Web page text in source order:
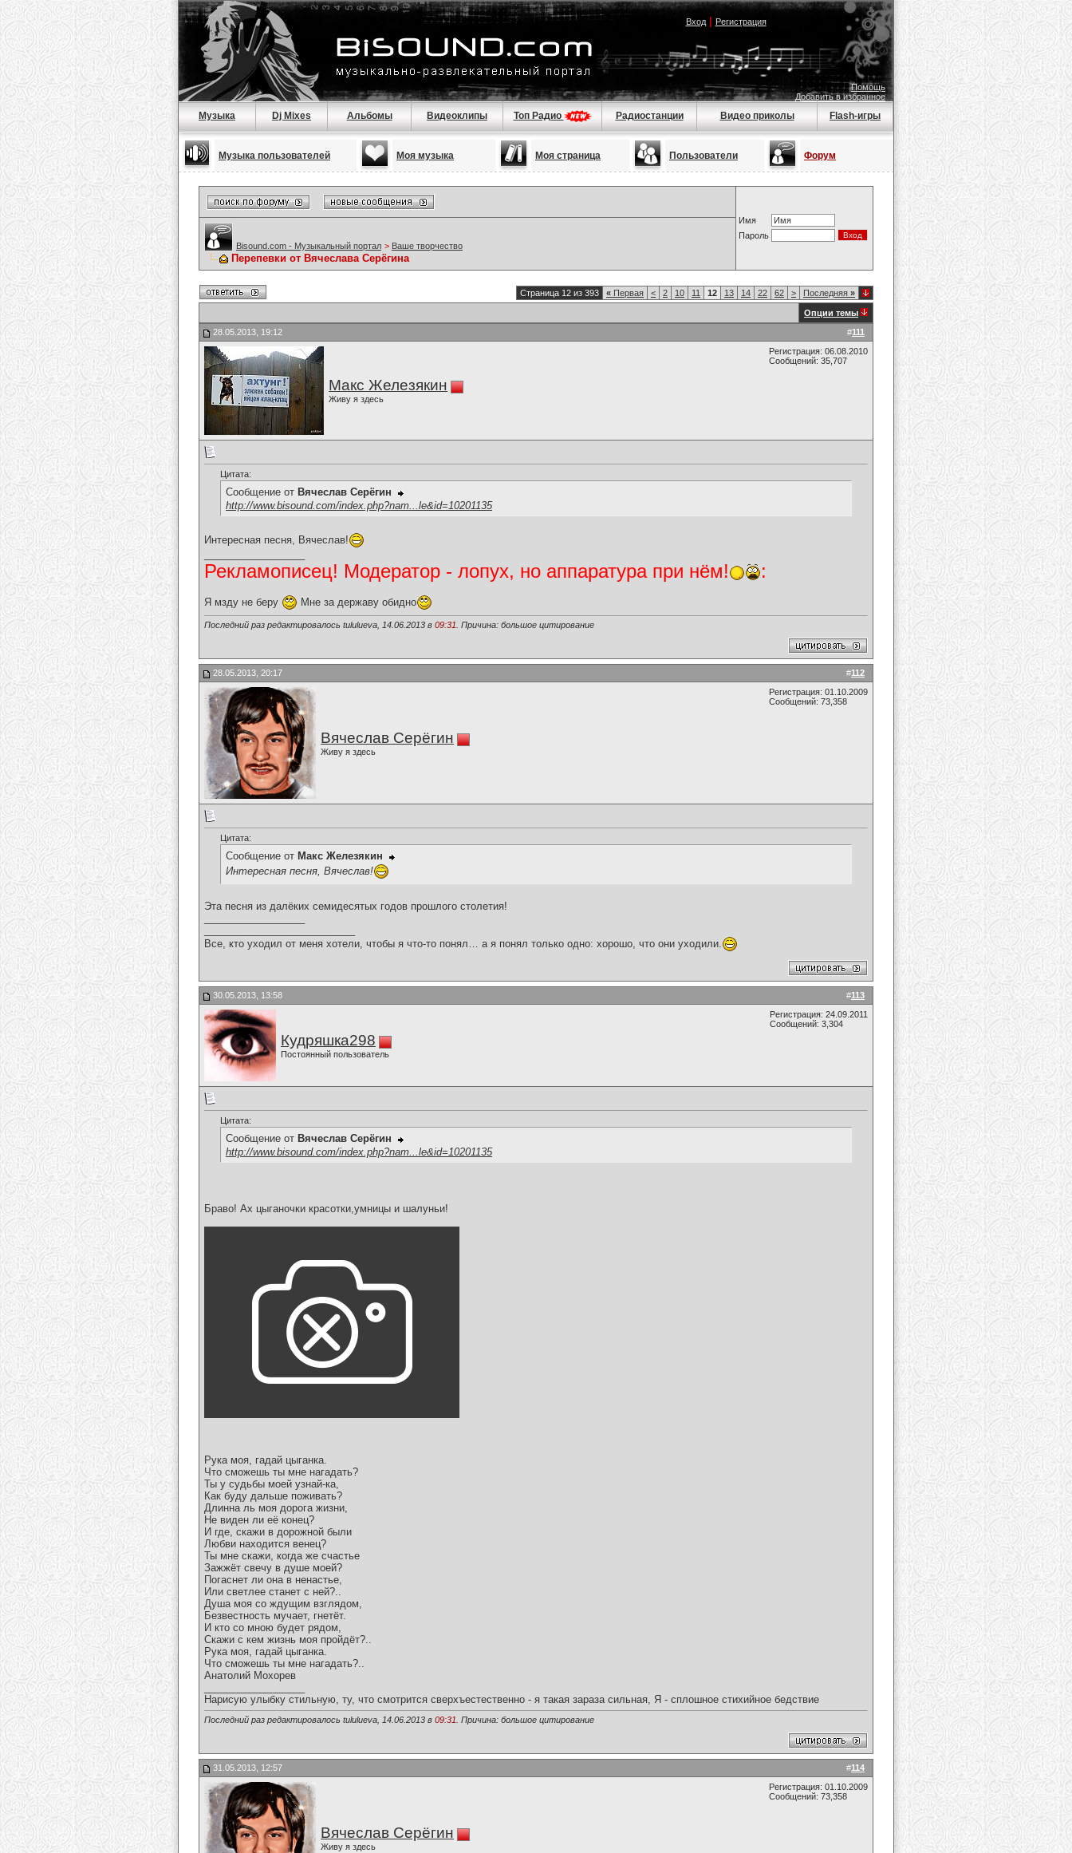
Вход| Регистрация
Помощь
Добавить в избранное
Музыка Dj Mixes Альбомы Видеоклипы Топ Радио Радиостанции Видео приколы Flash-игры
Музыка пользователей Моя музыка Моя страница Пользователи Форум
Имя
Пароль
Bisound.com - Музыкальный портал > Ваше творчество
Перепевки от Вячеслава Серёгина
Страница 12 из 393 « Первая < 2 10 11 12 13 14 22 62 > Последняя »
Опции темы
#111
28.05.2013, 19:12
Макс Железякин
Живу я здесь
Регистрация: 06.08.2010
Сообщений: 35,707
Цитата:
Сообщение от Вячеслав Серёгин
http://www.bisound.com/index.php?nam...le&id=10201135
Интересная песня, Вячеслав!
Рекламописец! Модератор - лопух, но аппаратура при нём! :
Я мзду не беру Мне за державу обидно
Последний раз редактировалось tululueva, 14.06.2013 в 09:31 . Причина: большое цитирование
#112
28.05.2013, 20:17
Вячеслав Серёгин
Живу я здесь
Регистрация: 01.10.2009
Сообщений: 73,358
Цитата:
Сообщение от Макс Железякин
Интересная песня, Вячеслав!
Эта песня из далёких семидесятых годов прошлого столетия!
Все, кто уходил от меня хотели, чтобы я что-то понял… а я понял только одно: хорошо, что они уходили.
#113
30.05.2013, 13:58
Кудряшка298
Постоянный пользователь
Регистрация: 24.09.2011
Сообщений: 3,304
Цитата:
Сообщение от Вячеслав Серёгин
http://www.bisound.com/index.php?nam...le&id=10201135
Браво! Ах цыганочки красотки,умницы и шалуньи!
Рука моя, гадай цыганка.
Что сможешь ты мне нагадать?
Ты у судьбы моей узнай-ка,
Как буду дальше поживать?
Длинна ль моя дорога жизни,
Не виден ли её конец?
И где, скажи в дорожной были
Любви находится венец?
Ты мне скажи, когда же счастье
Зажжёт свечу в душе моей?
Погаснет ли она в ненастье,
Или светлее станет с ней?..
Душа моя со ждущим взглядом,
Безвестность мучает, гнетёт.
И кто со мною будет рядом,
Скажи с кем жизнь моя пройдёт?..
Рука моя, гадай цыганка.
Что сможешь ты мне нагадать?..
Анатолий Мохорев
Нарисую улыбку стильную, ту, что смотрится сверхъестественно - я такая зараза сильная, Я - сплошное стихийное бедствие
Последний раз редактировалось tululueva, 14.06.2013 в 09:31 . Причина: большое цитирование
#114
31.05.2013, 12:57
Вячеслав Серёгин
Живу я здесь
Регистрация: 01.10.2009
Сообщений: 73,358